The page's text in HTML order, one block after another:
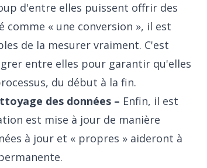
d'entre elles puissent offrir des
« une conversion », il est
de la mesurer vraiment. C'est
entre elles pour garantir qu'elles
du début à la fin.
des données – Enfin, il est
est mise à jour de manière
à jour et « propres » aideront à